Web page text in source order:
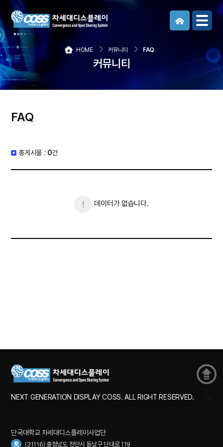
메뉴보기
HOME 커뮤니티 FAQ
커뮤니티
FAQ
총게시물 : 0건
데이터가 없습니다.
NEXT GENERATION DISPLAY COSS. ALL RIGHT RESERVED.
단국대학교 차세대디스플레이사업단
(31116) 충청남도 천안시 동남구 단대로 119